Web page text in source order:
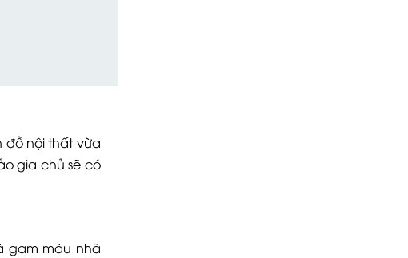
đồ nội thất vừa
gia chủ sẽ có
gam màu nhã